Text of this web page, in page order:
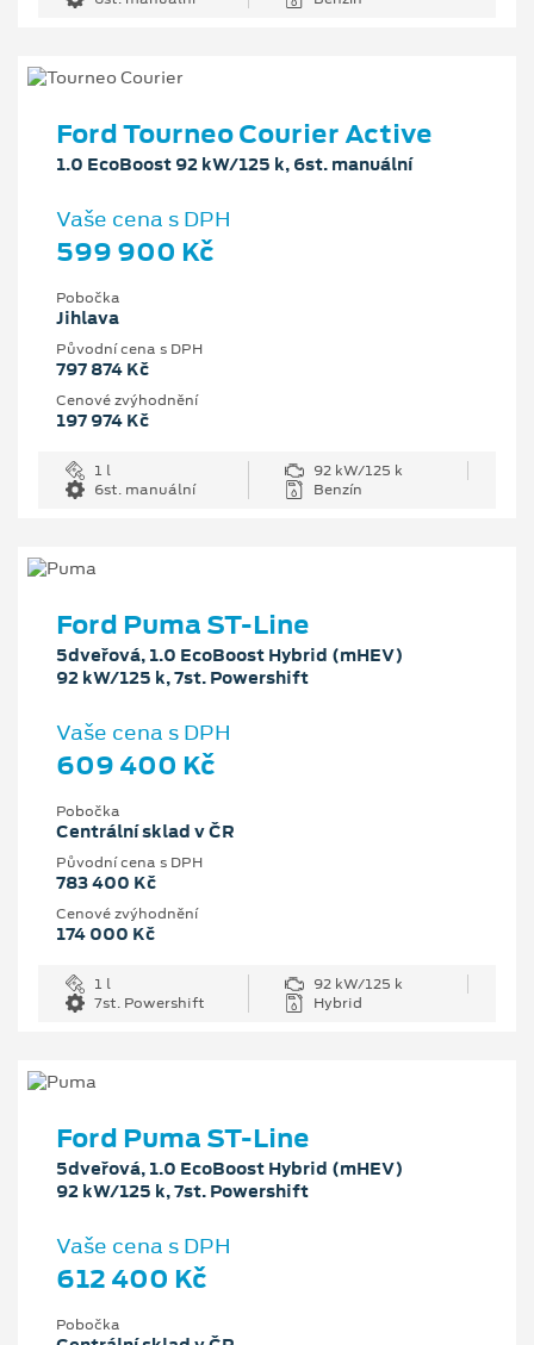
Ford Tourneo Courier Active
1.0 EcoBoost 92 kW/125 k, 6st. manuální
Vaše cena s DPH
599 900 Kč
Pobočka
Jihlava
Původní cena s DPH
797 874 Kč
Cenové zvýhodnění
197 974 Kč
1 l
92 kW/125 k
6st. manuální
Benzín
Ford Puma ST-Line
5dveřová, 1.0 EcoBoost Hybrid (mHEV)
92 kW/125 k, 7st. Powershift
Vaše cena s DPH
609 400 Kč
Pobočka
Centrální sklad v ČR
Původní cena s DPH
783 400 Kč
Cenové zvýhodnění
174 000 Kč
1 l
92 kW/125 k
7st. Powershift
Hybrid
Ford Puma ST-Line
5dveřová, 1.0 EcoBoost Hybrid (mHEV)
92 kW/125 k, 7st. Powershift
Vaše cena s DPH
612 400 Kč
Pobočka